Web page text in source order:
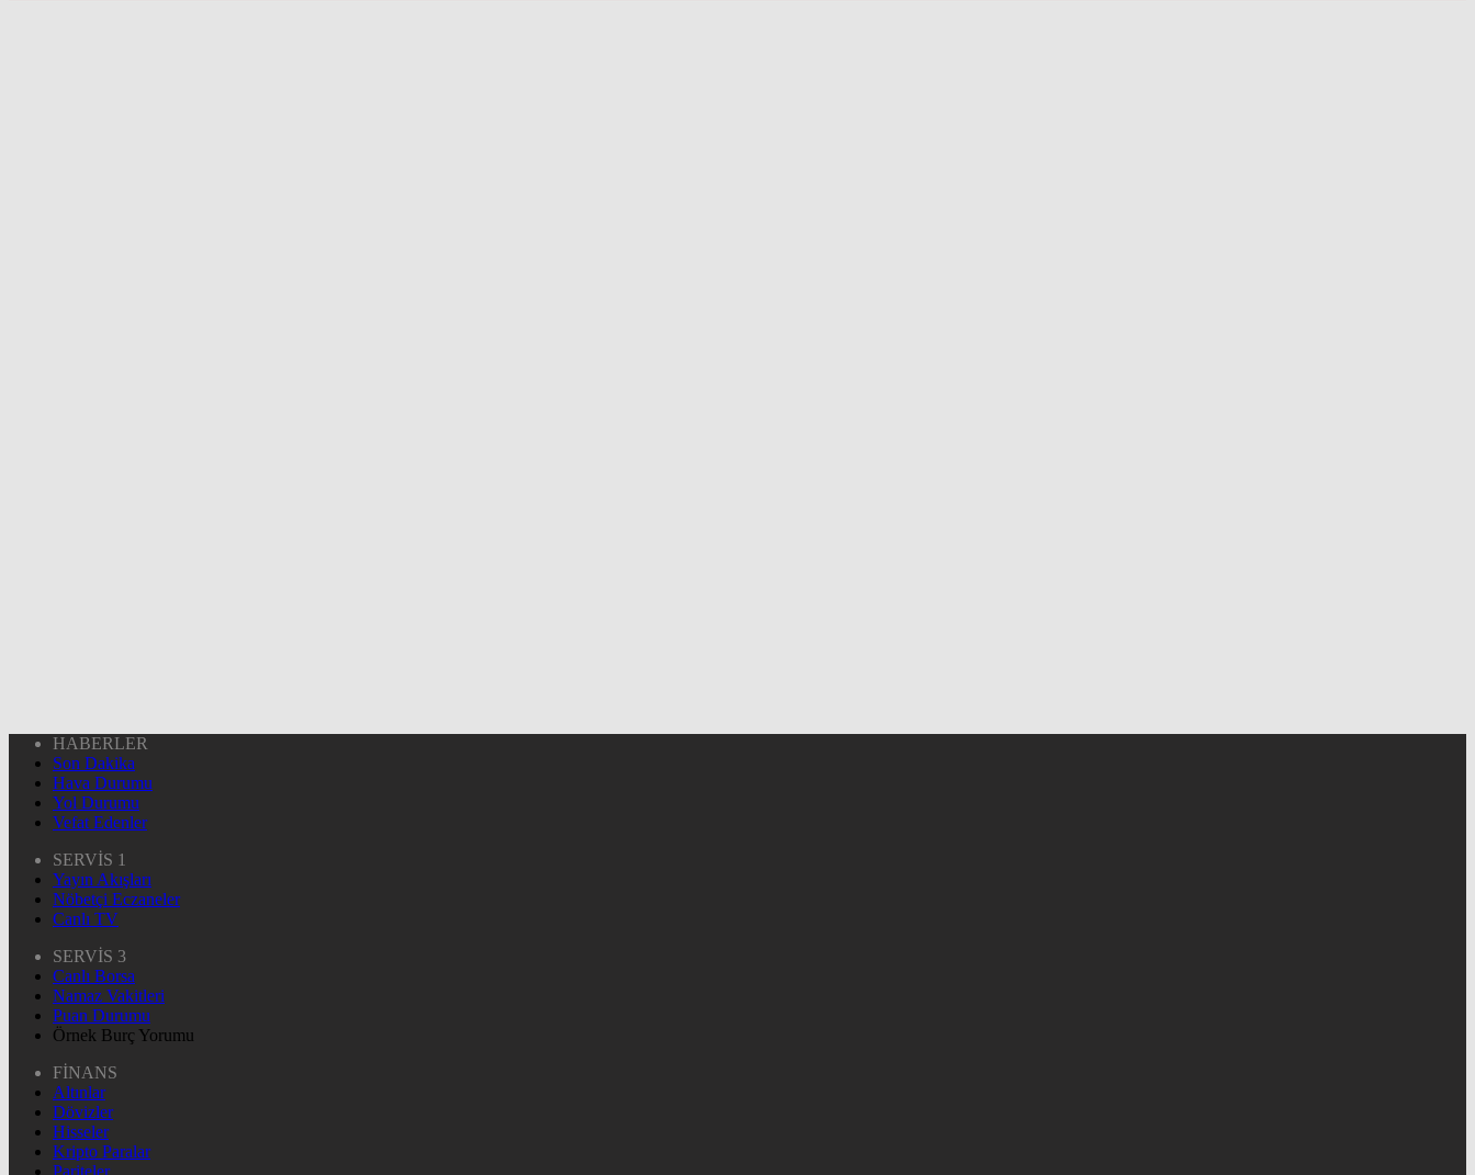
HABERLER
Son Dakika
Hava Durumu
Yol Durumu
Vefat Edenler
SERVİS 1
Yayın Akışları
Nöbetçi Eczaneler
Canlı TV
SERVİS 3
Canlı Borsa
Namaz Vakitleri
Puan Durumu
Örnek Burç Yorumu
FİNANS
Altınlar
Dövizler
Hisseler
Kripto Paralar
Pariteler